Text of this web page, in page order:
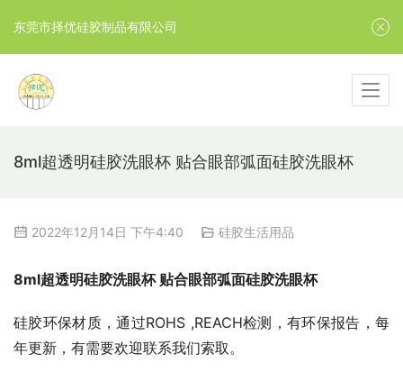
8ml超透明硅胶洗眼杯 贴合眼部弧面硅胶洗眼杯
2022年12月14日 下午4:40 硅胶生活用品
8ml超透明硅胶洗眼杯 贴合眼部弧面硅胶洗眼杯
硅胶环保材质，通过ROHS ,REACH检测，有环保报告，每
年更新，有需要欢迎联系我们索取。
东莞市择优硅胶制品有限公司